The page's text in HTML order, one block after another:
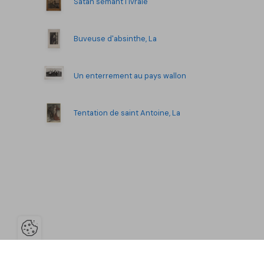
Buveuse d'absinthe, La
Un enterrement au pays wallon
Tentation de saint Antoine, La
Ouvrir la barre de gestion des